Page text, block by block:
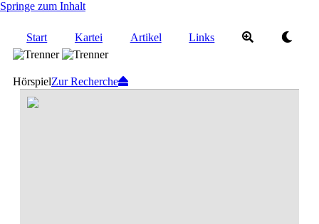
Springe zum Inhalt
Start Kartei Artikel Links
HörspielZur Recherche